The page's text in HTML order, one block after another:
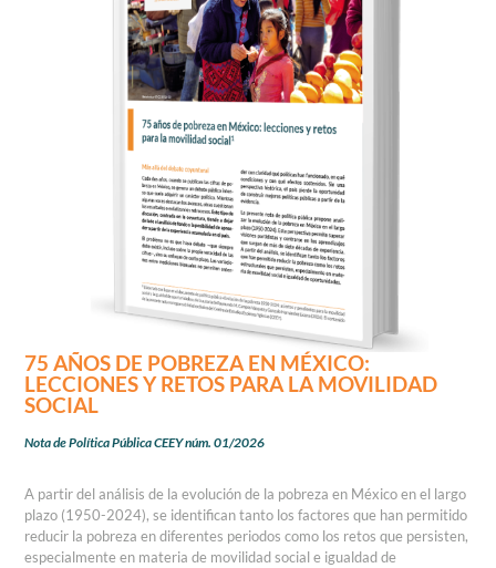
75 AÑOS DE POBREZA EN MÉXICO:
LECCIONES Y RETOS PARA LA MOVILIDAD
SOCIAL
Nota de Política Pública CEEY núm. 01/2026
A partir del análisis de la evolución de la pobreza en México en el largo
plazo (1950-2024), se identifican tanto los factores que han permitido
reducir la pobreza en diferentes periodos como los retos que persisten,
especialmente en materia de movilidad social e igualdad de